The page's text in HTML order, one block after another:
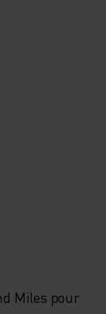
Miles pour